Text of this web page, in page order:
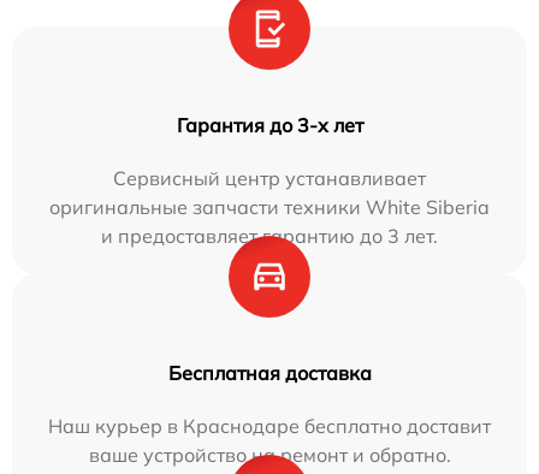
Гарантия до 3-х лет
Сервисный центр устанавливает
оригинальные запчасти техники White Siberia
и предоставляет гарантию до 3 лет.
Бесплатная доставка
Наш курьер в Краснодаре бесплатно доставит
ваше устройство на ремонт и обратно.